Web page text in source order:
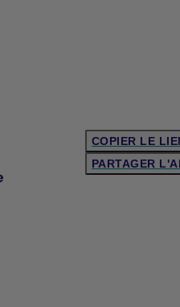
COPIER LE
PARTAGER